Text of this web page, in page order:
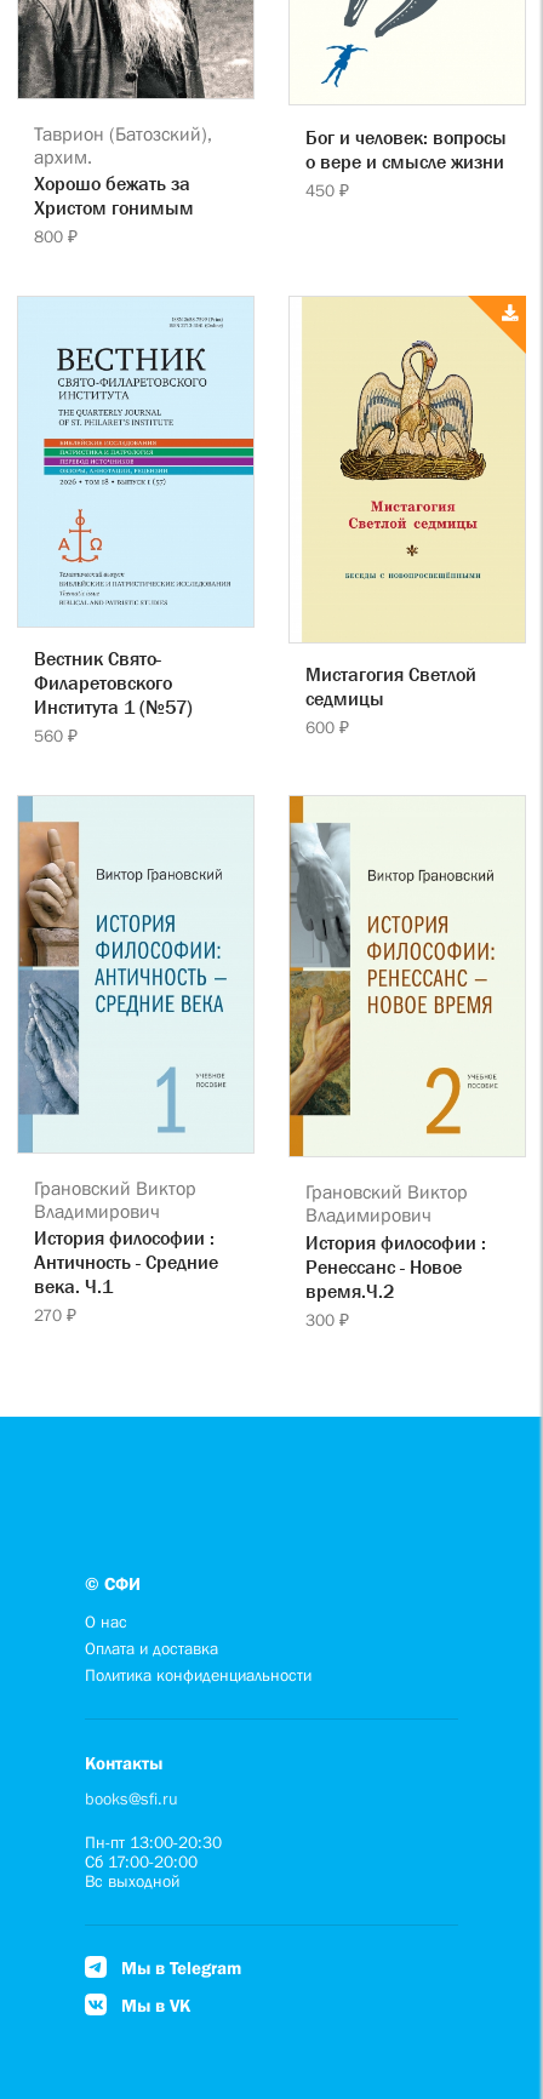
Таврион (Батозский),
архим.
Хорошо бежать за
Христом гонимым
800 ₽
Бог и человек: вопросы
о вере и смысле жизни
450 ₽
Вестник Свято-
Филаретовского
Института 1 (№57)
560 ₽
Мистагогия Светлой
седмицы
600 ₽
Грановский Виктор
Владимирович
История философии :
Античность - Средние
века. Ч.1
270 ₽
Грановский Виктор
Владимирович
История философии :
Ренессанс - Новое
время.Ч.2
300 ₽
© СФИ
О нас
Оплата и доставка
Политика конфиденциальности
Контакты
books@sfi.ru
Пн-пт 13:00-20:30
Сб 17:00-20:00
Вс выходной
Мы в Telegram
Мы в VK